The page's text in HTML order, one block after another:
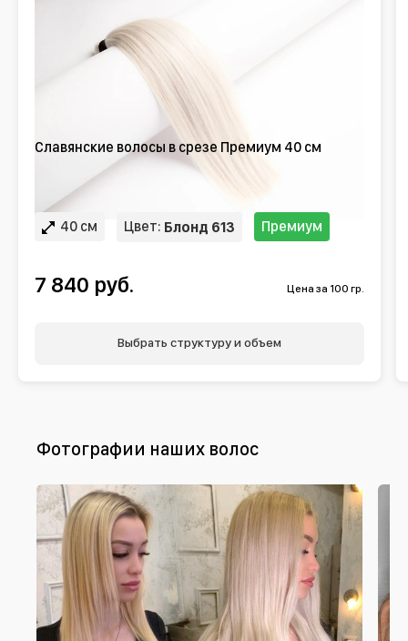
Славянские волосы в срезе Премиум 40 см
40 см Цвет: Блонд 613 Премиум
7 840 руб. Цена за 100 гр.
Выбрать структуру и объем
Фотографии наших волос